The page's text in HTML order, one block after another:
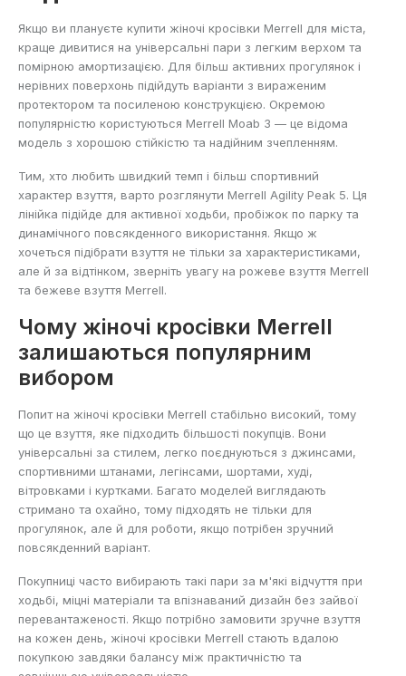
Якщо ви плануєте купити жіночі кросівки Merrell для міста,
краще дивитися на універсальні пари з легким верхом та
помірною амортизацією. Для більш активних прогулянок і
нерівних поверхонь підійдуть варіанти з вираженим
протектором та посиленою конструкцією. Окремою
популярністю користуються Merrell Moab 3 — це відома
модель з хорошою стійкістю та надійним зчепленням.
Тим, хто любить швидкий темп і більш спортивний
характер взуття, варто розглянути Merrell Agility Peak 5. Ця
лінійка підійде для активної ходьби, пробіжок по парку та
динамічного повсякденного використання. Якщо ж
хочеться підібрати взуття не тільки за характеристиками,
але й за відтінком, зверніть увагу на рожеве взуття Merrell
та бежеве взуття Merrell.
Чому жіночі кросівки Merrell
залишаються популярним
вибором
Попит на жіночі кросівки Merrell стабільно високий, тому
що це взуття, яке підходить більшості покупців. Вони
універсальні за стилем, легко поєднуються з джинсами,
спортивними штанами, легінсами, шортами, худі,
вітровками і куртками. Багато моделей виглядають
стримано та охайно, тому підходять не тільки для
прогулянок, але й для роботи, якщо потрібен зручний
повсякденний варіант.
Покупниці часто вибирають такі пари за м'які відчуття при
ходьбі, міцні матеріали та впізнаваний дизайн без зайвої
перевантаженості. Якщо потрібно замовити зручне взуття
на кожен день, жіночі кросівки Merrell стають вдалою
покупкою завдяки балансу між практичністю та